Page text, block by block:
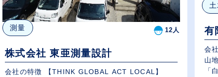
測量 12人
株式会社 東亜測量設計
会社の特徴 【THINK GLOBAL ACT LOCAL】
有
会
山
「